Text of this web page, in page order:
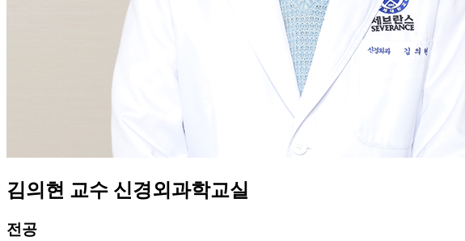
김의현 교수 신경외과학교실
전공